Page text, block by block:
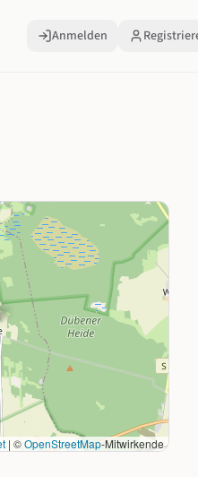
Anmelden
| ©OpenStreetMap-Mitwirkende